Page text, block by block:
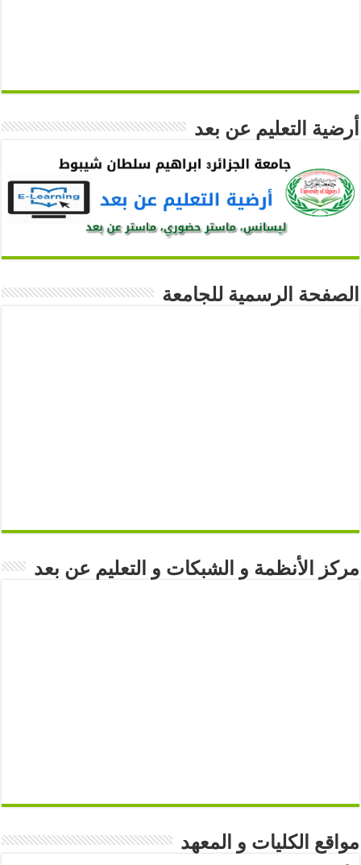
أرضية التعليم عن بعد
الصفحة الرسمية للجامعة
مركز الأنظمة و الشبكات و التعليم عن بعد
مواقع الكليات و المعهد